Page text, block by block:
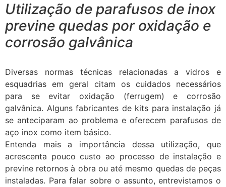
Utilização de parafusos de inox
previne quedas por oxidação e
corrosão galvânica
Diversas normas técnicas relacionadas a vidros e
esquadrias em geral citam os cuidados necessários
para se evitar oxidação (ferrugem) e corrosão
galvânica. Alguns fabricantes de kits para instalação já
se anteciparam ao problema e oferecem parafusos de
aço inox como item básico.
Entenda mais a importância dessa utilização, que
acrescenta pouco custo ao processo de instalação e
previne retornos à obra ou até mesmo quedas de peças
instaladas. Para falar sobre o assunto, entrevistamos o